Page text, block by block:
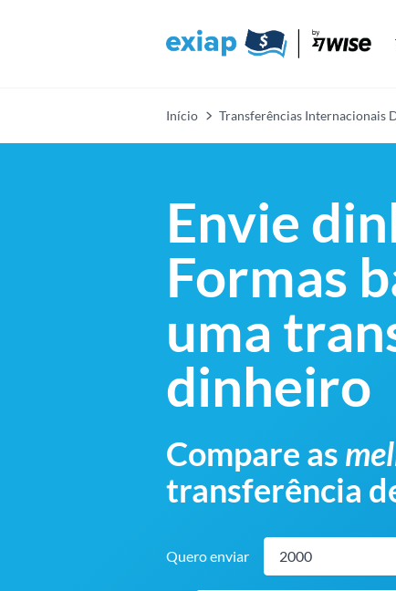
Início Transferências Internacionais
Envie
Formas
uma
dinheiro
Compare as
transferência
Quero enviar